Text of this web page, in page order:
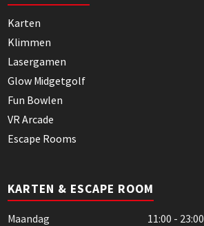
Karten
Klimmen
Lasergamen
Glow Midgetgolf
Fun Bowlen
VR Arcade
Escape Rooms
KARTEN & ESCAPE ROOM
Maandag
11:00 - 23:00